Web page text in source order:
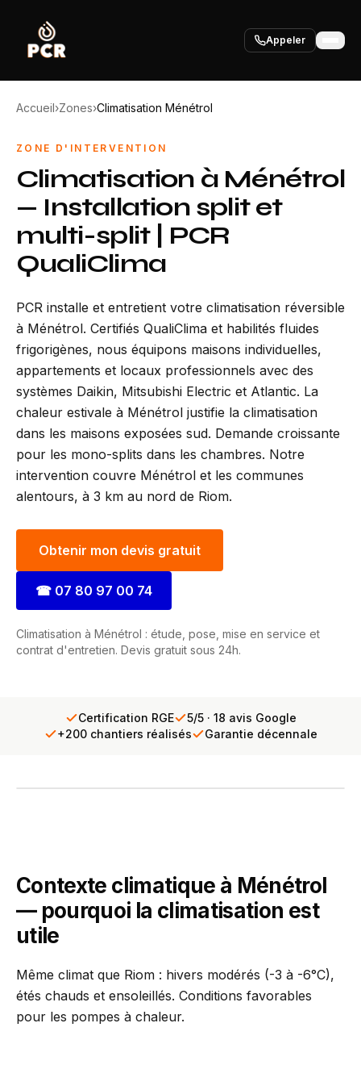
Appeler
Accueil›Zones›Climatisation Ménétrol
ZONE D'INTERVENTION
Climatisation à Ménétrol
— Installation split et
multi-split | PCR
QualiClima
PCR installe et entretient votre climatisation réversible
à Ménétrol. Certifiés QualiClima et habilités fluides
frigorigènes, nous équipons maisons individuelles,
appartements et locaux professionnels avec des
systèmes Daikin, Mitsubishi Electric et Atlantic. La
chaleur estivale à Ménétrol justifie la climatisation
dans les maisons exposées sud. Demande croissante
pour les mono-splits dans les chambres. Notre
intervention couvre Ménétrol et les communes
alentours, à 3 km au nord de Riom.
Obtenir mon devis gratuit
☎ 07 80 97 00 74
Climatisation à Ménétrol : étude, pose, mise en service et
contrat d'entretien. Devis gratuit sous 24h.
Certification RGE
5/5 · 18 avis Google
+200 chantiers réalisés
Garantie décennale
Contexte climatique à Ménétrol
— pourquoi la climatisation est
utile
Même climat que Riom : hivers modérés (-3 à -6°C),
étés chauds et ensoleillés. Conditions favorables
pour les pompes à chaleur.